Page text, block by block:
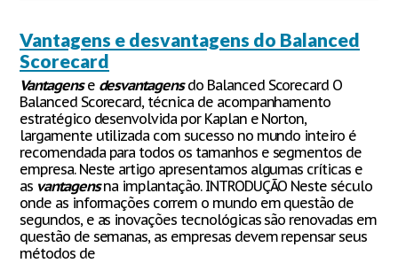
Vantagens e desvantagens do Balanced
Scorecard
Vantagense desvantagensdo Balanced Scorecard O
Balanced Scorecard, técnica de acompanhamento
estratégico desenvolvida por Kaplan e Norton,
largamente utilizada com sucesso no mundo inteiro é
recomendada para todos os tamanhos e segmentos de
empresa. Neste artigo apresentamos algumas críticas e
as vantagensna implantação. INTRODUÇÃO Neste século
onde as informações correm o mundo em questão de
segundos, e as inovações tecnológicas são renovadas em
questão de semanas, as empresas devem repensar seus
métodos de